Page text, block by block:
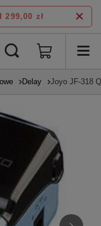
299,00 zł
Delay Joyo JF-318